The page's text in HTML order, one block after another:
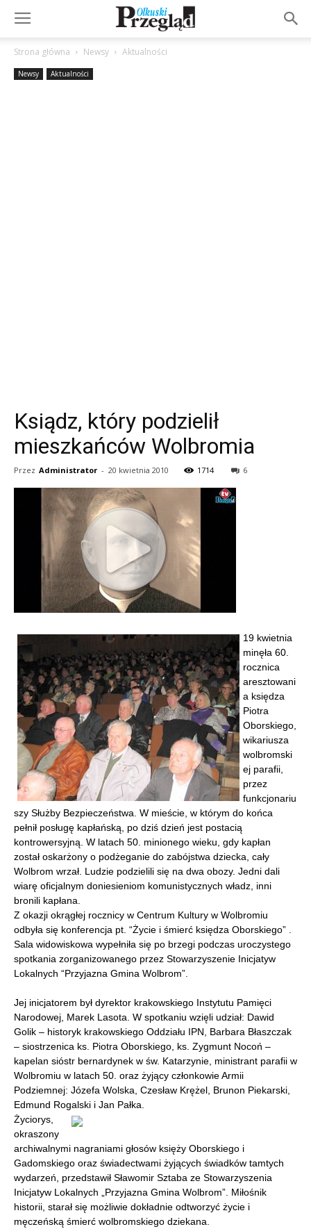
Strona główna Newsy Aktualności
Newsy Aktualności
Ksiądz, który podzielił
mieszkańców Wolbromia
Przez Administrator - 20 kwietnia 2010 1714 6
19 kwietnia
minęła 60.
rocznica
aresztowani
a księdza
Piotra
Oborskiego,
wikariusza
wolbromski
ej parafii,
przez
funkcjonariu
szy Służby Bezpieczeństwa. W mieście, w którym do końca
pełnił posługę kapłańską, po dziś dzień jest postacią
kontrowersyjną. W latach 50. minionego wieku, gdy kapłan
został oskarżony o podżeganie do zabójstwa dziecka, cały
Wolbrom wrzał. Ludzie podzielili się na dwa obozy. Jedni dali
wiarę oficjalnym doniesieniom komunistycznych władz, inni
bronili kapłana.
Z okazji okrągłej rocznicy w Centrum Kultury w Wolbromiu
odbyła się konferencja pt. “Życie i śmierć księdza Oborskiego” .
Sala widowiskowa wypełniła się po brzegi podczas uroczystego
spotkania zorganizowanego przez Stowarzyszenie Inicjatyw
Lokalnych “Przyjazna Gmina Wolbrom”.
Jej inicjatorem był dyrektor krakowskiego Instytutu Pamięci
Narodowej, Marek Lasota. W spotkaniu wzięli udział: Dawid
Golik – historyk krakowskiego Oddziału IPN, Barbara Błaszczak
– siostrzenica ks. Piotra Oborskiego, ks. Zygmunt Nocoń –
kapelan sióstr bernardynek w św. Katarzynie, ministrant parafii w
Wolbromiu w latach 50. oraz żyjący członkowie Armii
Podziemnej: Józefa Wolska, Czesław Krężel, Brunon Piekarski,
Edmund Rogalski i Jan Pałka.
Życiorys,
okraszony
archiwalnymi nagraniami głosów księży Oborskiego i
Gadomskiego oraz świadectwami żyjących świadków tamtych
wydarzeń, przedstawił Sławomir Sztaba ze Stowarzyszenia
Inicjatyw Lokalnych „Przyjazna Gmina Wolbrom”. Miłośnik
historii, starał się możliwie dokładnie odtworzyć życie i
męczeńską śmierć wolbromskiego dziekana.